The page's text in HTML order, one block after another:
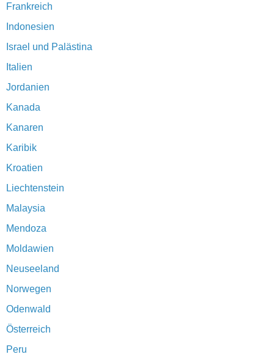
Frankreich
Indonesien
Israel und Palästina
Italien
Jordanien
Kanada
Kanaren
Karibik
Kroatien
Liechtenstein
Malaysia
Mendoza
Moldawien
Neuseeland
Norwegen
Odenwald
Österreich
Peru